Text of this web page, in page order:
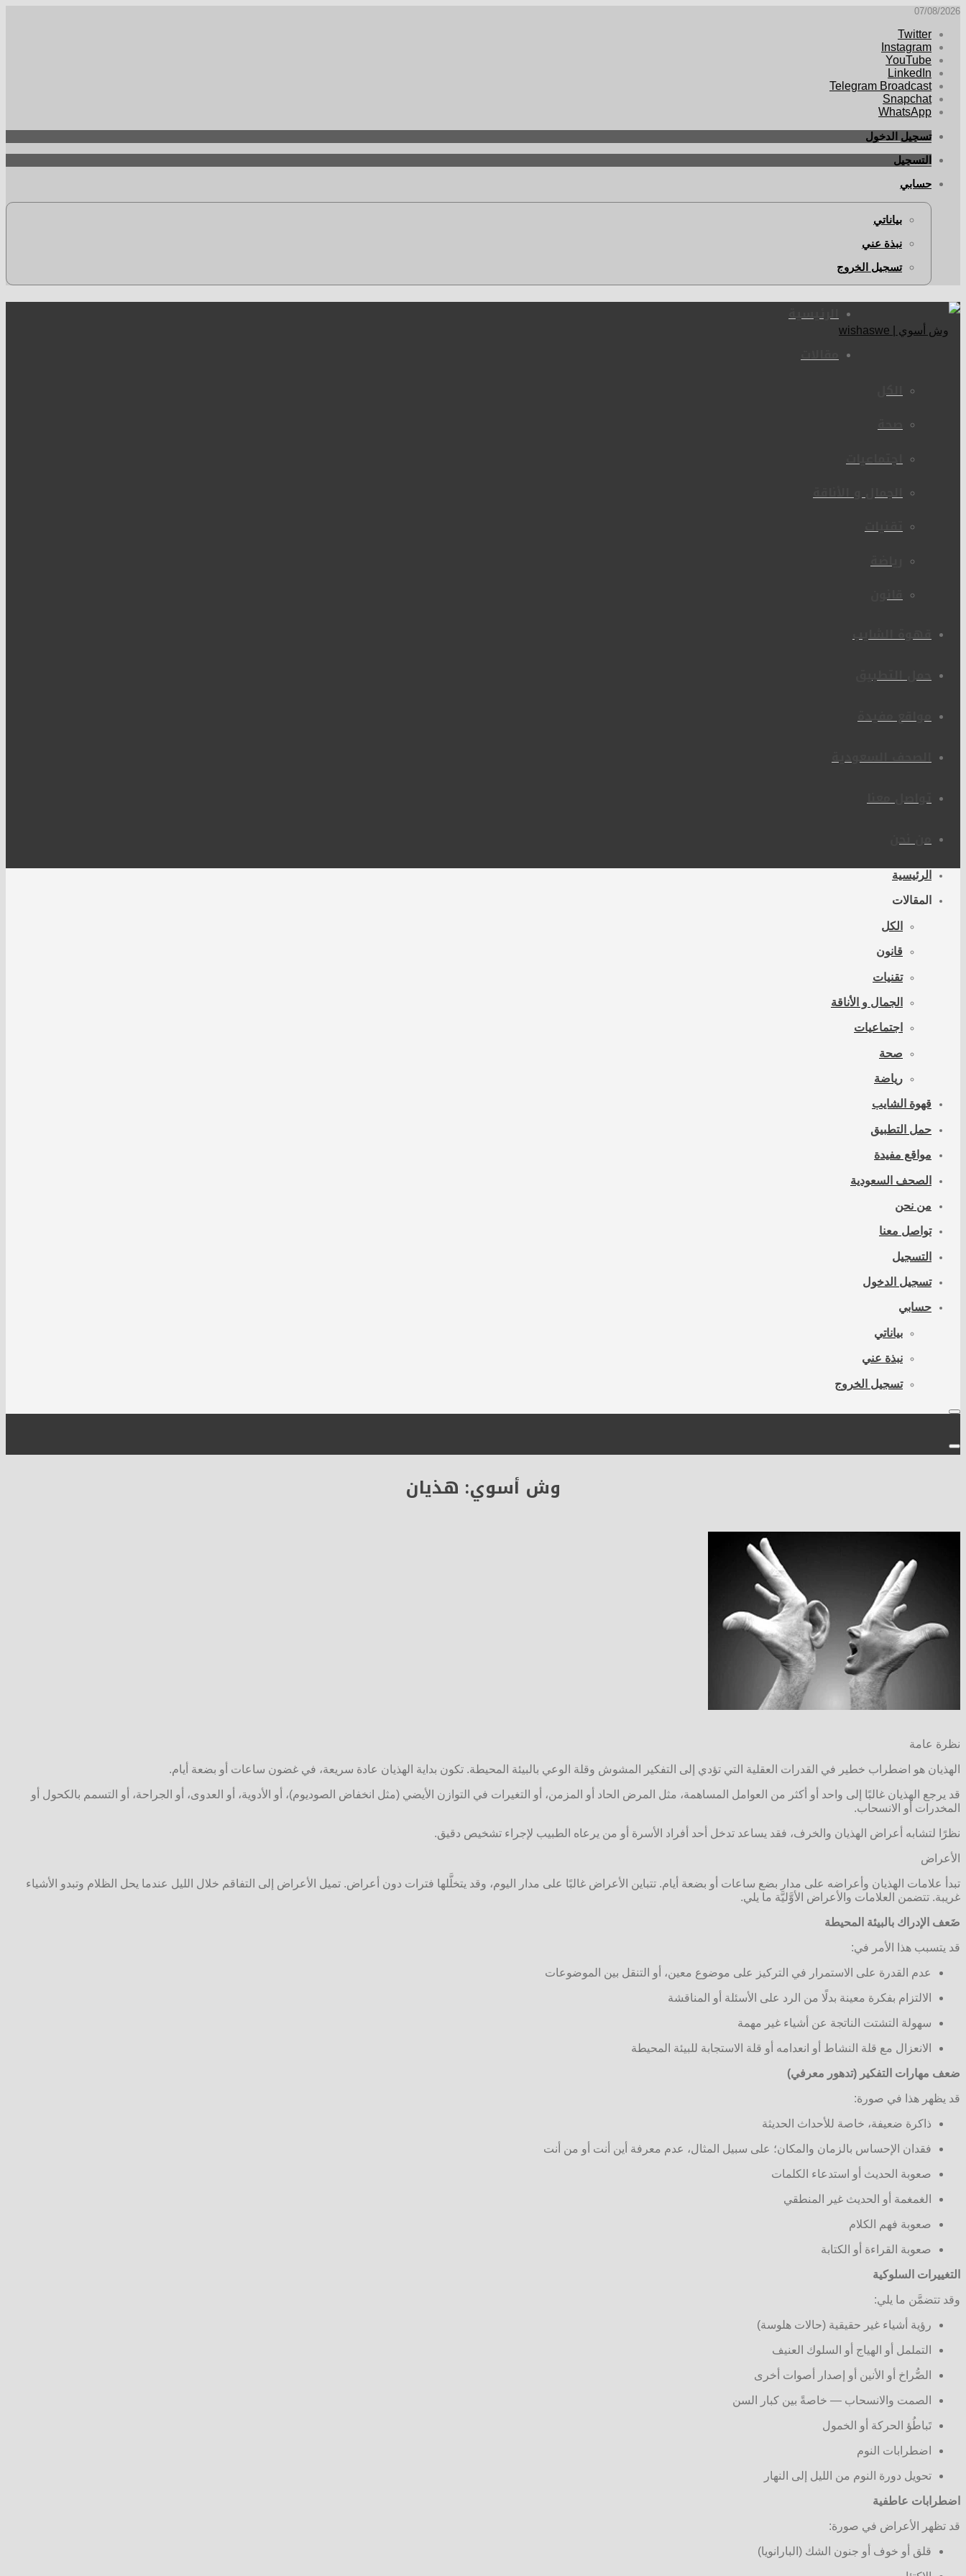
07/08/2026
Twitter
Instagram
YouTube
LinkedIn
Telegram Broadcast
Snapchat
WhatsApp
تسجيل الدخول
التسجيل
حسابي
بياناتي
نبذة عني
تسجيل الخروج
الرئيسية
مقالات
الكل
صحة
اجتماعيات
الجمال و الأناقة
تقنيات
رياضة
قانون
قهوة الشايب
حمل التطبيق
مواقع مفيدة
الصحف السعودية
تواصل معنا
من نحن
الرئيسية
المقالات
الكل
قانون
تقنيات
الجمال و الأناقة
اجتماعيات
صحة
رياضة
قهوة الشايب
حمل التطبيق
مواقع مفيدة
الصحف السعودية
من نحن
تواصل معنا
التسجيل
تسجيل الدخول
حسابي
بياناتي
نبذة عني
تسجيل الخروج
وش أسوي: هذيان
نظرة عامة
الهذيان هو اضطراب خطير في القدرات العقلية التي تؤدي إلى التفكير المشوش وقلة الوعي بالبيئة المحيطة. تكون بداية الهذيان عادة سريعة، في غضون ساعات أو بضعة أيام.
قد يرجع الهذيان غالبًا إلى واحد أو أكثر من العوامل المساهمة، مثل المرض الحاد أو المزمن، أو التغيرات في التوازن الأيضي (مثل انخفاض الصوديوم)، أو الأدوية، أو العدوى، أو الجراحة، أو التسمم بالكحول أو
المخدرات أو الانسحاب.
نظرًا لتشابه أعراض الهذيان والخرف، فقد يساعد تدخل أحد أفراد الأسرة أو من يرعاه الطبيب لإجراء تشخيص دقيق.
الأعراض
تبدأ علامات الهذيان وأعراضه على مدار بضع ساعات أو بضعة أيام. تتباين الأعراض غالبًا على مدار اليوم، وقد يتخلَّلها فترات دون أعراض. تميل الأعراض إلى التفاقم خلال الليل عندما يحل الظلام وتبدو الأشياء
غريبة. تتضمن العلامات والأعراض الأوَّليَّة ما يلي.
ضَعف الإدراك بالبيئة المحيطة
قد يتسبب هذا الأمر في:
عدم القدرة على الاستمرار في التركيز على موضوع معين، أو التنقل بين الموضوعات
الالتزام بفكرة معينة بدلًا من الرد على الأسئلة أو المناقشة
سهولة التشتت الناتجة عن أشياء غير مهمة
الانعزال مع قلة النشاط أو انعدامه أو قلة الاستجابة للبيئة المحيطة
ضعف مهارات التفكير (تدهور معرفي)
قد يظهر هذا في صورة:
ذاكرة ضعيفة، خاصة للأحداث الحديثة
فقدان الإحساس بالزمان والمكان؛ على سبيل المثال، عدم معرفة أين أنت أو من أنت
صعوبة الحديث أو استدعاء الكلمات
الغمغمة أو الحديث غير المنطقي
صعوبة فهم الكلام
صعوبة القراءة أو الكتابة
التغييرات السلوكية
وقد تتضمَّن ما يلي:
رؤية أشياء غير حقيقية (حالات هلوسة)
التململ أو الهياج أو السلوك العنيف
الصُّراخ أو الأنين أو إصدار أصوات أخرى
الصمت والانسحاب — خاصةً بين كبار السن
تَباطُؤ الحركة أو الخمول
اضطرابات النوم
تحويل دورة النوم من الليل إلى النهار
اضطرابات عاطفية
قد تظهر الأعراض في صورة:
قلق أو خوف أو جنون الشك (البارانويا)